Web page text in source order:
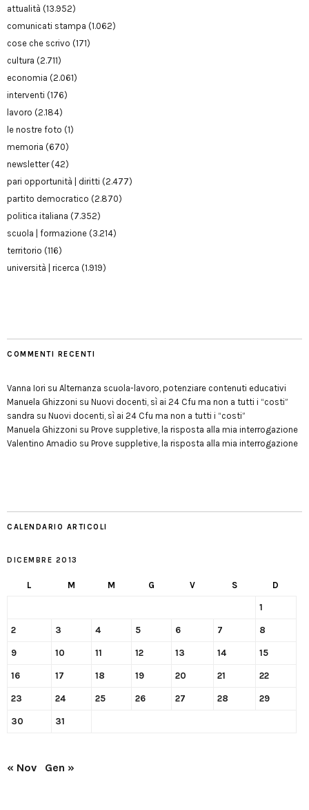
attualità (13.952)
comunicati stampa (1.062)
cose che scrivo (171)
cultura (2.711)
economia (2.061)
interventi (176)
lavoro (2.184)
le nostre foto (1)
memoria (670)
newsletter(42)
pari opportunità | diritti (2.477)
partito democratico (2.870)
politica italiana (7.352)
scuola | formazione (3.214)
territorio (116)
università | ricerca (1.919)
COMMENTI RECENTI
Vanna Iori su Alternanza scuola-lavoro, potenziare contenuti educativi
Manuela Ghizzoni su Nuovi docenti, sì ai 24 Cfu ma non a tutti i “costi”
sandra su Nuovi docenti, sì ai 24 Cfu ma non a tutti i “costi”
Manuela Ghizzoni su Prove suppletive, la risposta alla mia interrogazione
Valentino Amadio su Prove suppletive, la risposta alla mia interrogazione
CALENDARIO ARTICOLI
DICEMBRE 2013
L M M G V S D
1
2 3 4 5 6 7 8
9 10 11 12 13 14 15
16 17 18 19 20 21 22
23 24 25 26 27 28 29
30 31
« Nov Gen »